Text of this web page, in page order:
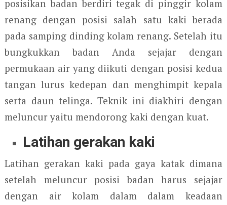
posisikan badan berdiri tegak di pinggir kolam
renang dengan posisi salah satu kaki berada
pada samping dinding kolam renang. Setelah itu
bungkukkan badan Anda sejajar dengan
permukaan air yang diikuti dengan posisi kedua
tangan lurus kedepan dan menghimpit kepala
serta daun telinga. Teknik ini diakhiri dengan
meluncur yaitu mendorong kaki dengan kuat.
Latihan gerakan kaki
Latihan gerakan kaki pada gaya katak dimana
setelah meluncur posisi badan harus sejajar
dengan air kolam dalam dalam keadaan